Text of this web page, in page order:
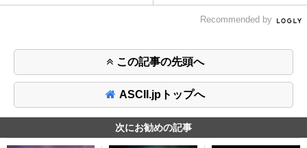
Recommended by
この記事の先頭へ
ASCII.jpトップへ
次にお勧めの記事